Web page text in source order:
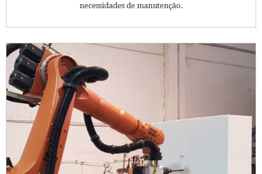
necessidades de manutenção.